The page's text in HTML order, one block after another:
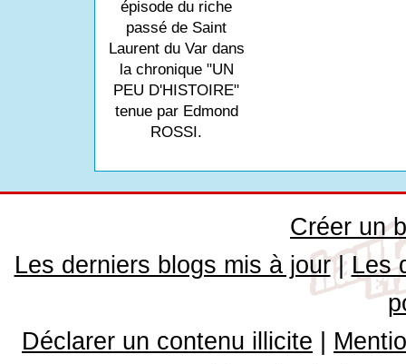
épisode du riche
passé de Saint
Laurent du Var dans
la chronique "UN
PEU D'HISTOIRE"
tenue par Edmond
ROSSI.
Créer un
Les derniers blogs mis à jour| Les
Déclarer un contenu illicite